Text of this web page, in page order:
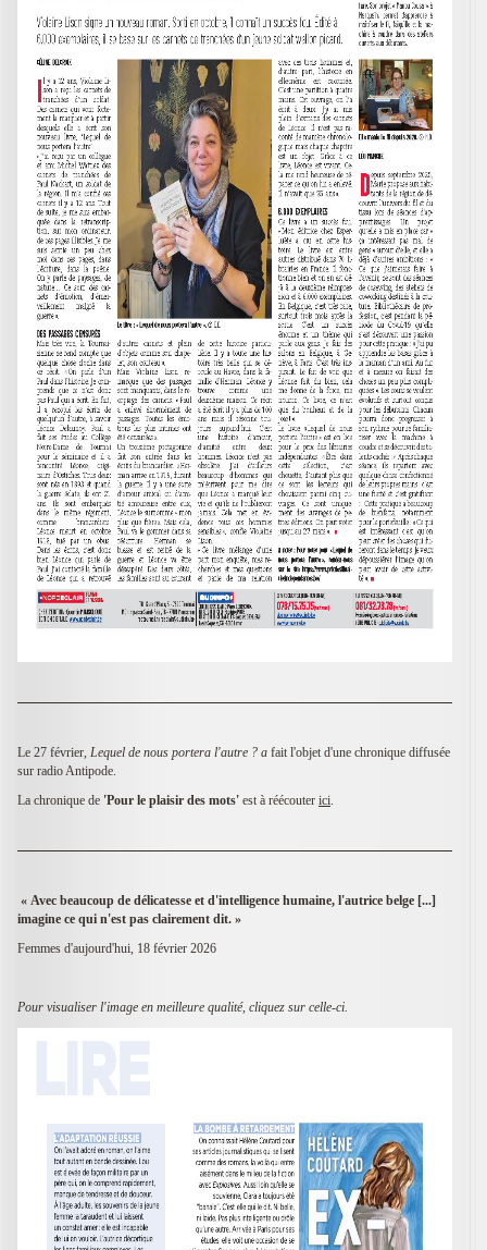
Le 27 février, Lequel de nous portera l'autre ? a fait l'objet d'une chronique diffusée
sur radio Antipode.
La chronique de 'Pour le plaisir des mots' est à réécouter ici
« Avec beaucoup de délicatesse et d'intelligence humaine, l'autrice belge [...]
imagine ce qui n'est pas clairement dit. »
Femmes d'aujourd'hui, 18 février 2026
Pour visualiser l'image en meilleure qualité, cliquez sur celle-ci.